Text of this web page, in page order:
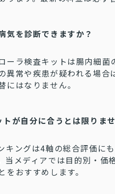
気を診断できますか？
ーラ検査キットは腸内細
異常や疾患が疑われる場
にはなりません。
が自分に合うとは限りま
キングは4軸の総合評価に
当メディアでは目的別・
をおすすめします。